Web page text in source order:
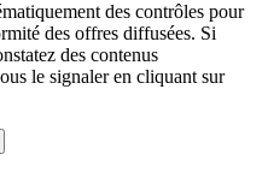
des contrôles pour
des offres diffusées. Si
des contenus
le signaler en cliquant sur